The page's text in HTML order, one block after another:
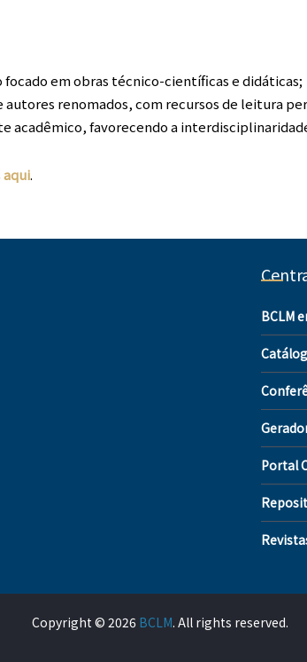
em obras técnico-científicas e didáticas;
renomados, com recursos de leitura
acadêmico, favorecendo a
aqui.
BCLM
Portal
Copyright © 2026 BCLM. All rights reserved.